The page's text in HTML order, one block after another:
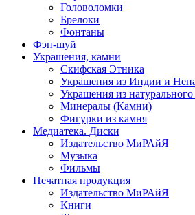
Головоломки
Брелоки
Фонтаны
Фэн-шуй
Украшения, камни
Скифская Этника
Украшения из Индии и
Украшения из
Минералы (Камни)
Фигурки из камня
Медиатека. Диски
Издательство МиРАйЯ
Музыка
Фильмы
Печатная продукция
Издательство МиРАйЯ
Книги